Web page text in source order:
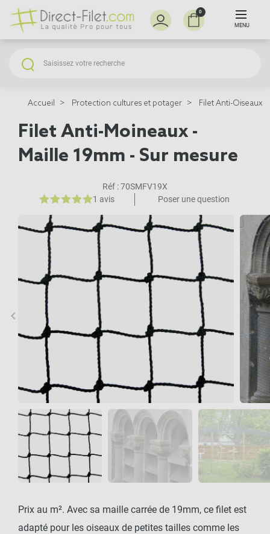
0
MENU
Accueil Protection cultures et potager Filet Anti-Oiseaux
Filet Anti-Moineaux -
Maille 19mm - Sur mesure
Réf :70SMFV19X
1 avis
Poser une question
Précédent
keyboard_arrow_left keyboard_arrow_right
Prix au m². Avec sa maille carrée de 19mm, ce filet est
adapté pour les oiseaux de petites tailles comme les